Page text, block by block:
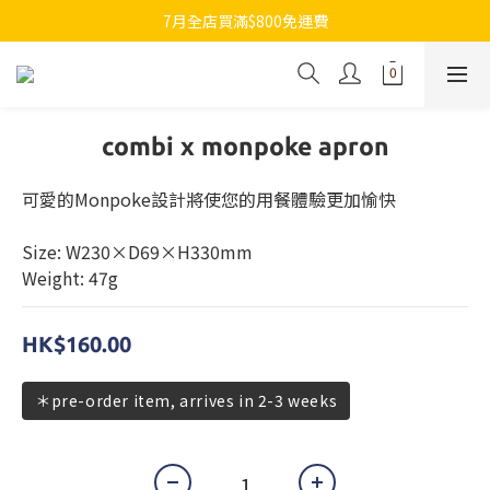
7月全店買滿$800免運費
7月全店買滿$800免運費
歡迎whatsapp查詢各類型日本代購
combi x monpoke apron
可愛的Monpoke設計將使您的用餐體驗更加愉快
Size: W230×D69×H330mm
Weight: 47g
HK$160.00
＊pre-order item, arrives in 2-3 weeks